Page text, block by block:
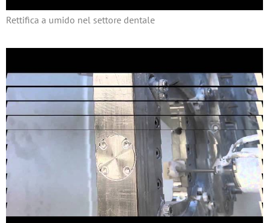
Rettifica a umido nel settore dentale